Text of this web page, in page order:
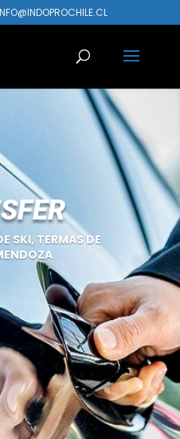
SKI, TERMAS DE